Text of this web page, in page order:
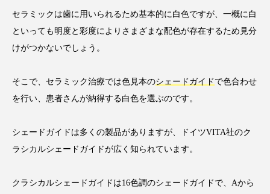
セラミックは歯に用いられるため基本的に白色ですが、一概に白
といっても明度と彩度によりさまざまな配色が存在するため見分
けがつかないでしょう。
そこで、セラミック治療では色見本のシェードガイド で色合わせ
を行い、患者さんが納得する白色を選ぶのです。
シェードガイドは多くの製品がありますが、ドイツVITA社のク
ラシカルシェードガイドが広く知られています。
クラシカルシェードガイドは16色調のシェードガイドで、Aから